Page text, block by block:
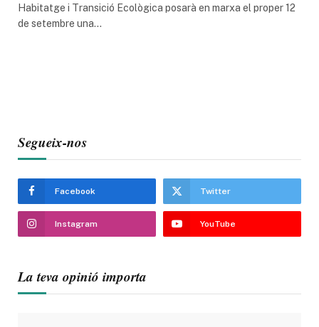
Habitatge i Transició Ecològica posarà en marxa el proper 12
de setembre una…
Segueix-nos
Facebook Twitter
Instagram YouTube
La teva opinió importa